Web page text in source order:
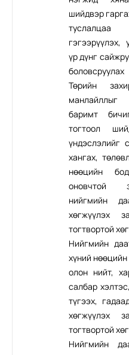
шийдвэр
гэгээрүүлэх,
үр дүнг
боловсруулах
Төрийн
баримт
тогтоол
үндэслэлийг
хангах,
нөөцийн
оновчтой
нийгмийн
хөгжүүлэх
тогтвортой
Нийгмийн
хүний
олон нийт,
салбар
түгээх,
хөгжүүлэх
тогтвортой
Нийгмийн